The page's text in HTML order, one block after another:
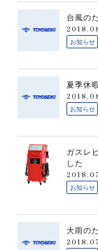
台風の
お知らせ
夏季休
お知らせ
ガスレ
した
お知らせ
大雨の